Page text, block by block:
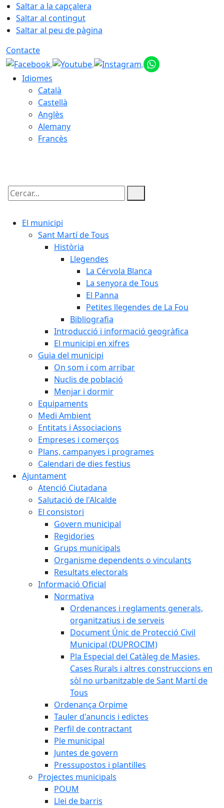
Saltar a la capçalera
Saltar al contingut
Saltar al peu de pàgina
Contacte
Idiomes
Català
Castellà
Anglès
Alemany
Francès
Cercar:
El municipi
Sant Martí de Tous
Història
Llegendes
La Cérvola Blanca
La senyora de Tous
El Panna
Petites llegendes de La Fou
Bibliografia
Introducció i informació geogràfica
El municipi en xifres
Guia del municipi
On som i com arribar
Nuclis de població
Menjar i dormir
Equipaments
Medi Ambient
Entitats i Associacions
Empreses i comerços
Plans, campanyes i programes
Calendari de dies festius
Ajuntament
Atenció Ciutadana
Salutació de l'Alcalde
El consistori
Govern municipal
Regidories
Grups municipals
Organisme dependents o vinculants
Resultats electorals
Informació Oficial
Normativa
Ordenances i reglaments generals,
organitzatius i de serveis
Document Únic de Protecció Civil
Municipal (DUPROCIM)
Pla Especial del Catàleg de Masies,
Cases Rurals i altres construccions en
sòl no urbanitzable de Sant Martí de
Tous
Ordenança Orpime
Tauler d'anuncis i edictes
Perfil de contractant
Ple municipal
Juntes de govern
Pressupostos i plantilles
Projectes municipals
POUM
Llei de barris